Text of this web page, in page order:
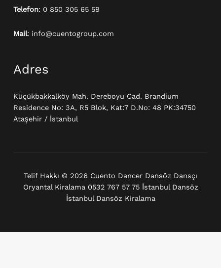
Telefon: 0 850 305 65 59
Mail: info@cuentogroup.com
Adres
Küçükbakkalköy Mah. Dereboyu Cad. Brandium
Residence No: 3A, R5 Blok, Kat:7 D.No: 48 PK:34750
Ataşehir / İstanbul
Telif Hakkı © 2026 Cuento Dancer Dansöz Dansçı
Oryantal Kiralama 0532 767 57 75 İstanbul Dansöz
İstanbul Dansöz Kiralama